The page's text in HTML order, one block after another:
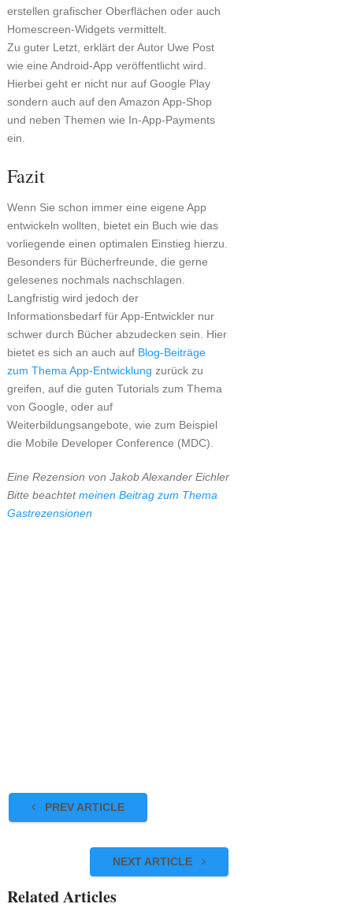
erstellen grafischer Oberflächen oder auch
Homescreen-Widgets vermittelt.
Zu guter Letzt, erklärt der Autor Uwe Post
wie eine Android-App veröffentlicht wird.
Hierbei geht er nicht nur auf Google Play
sondern auch auf den Amazon App-Shop
und neben Themen wie In-App-Payments
ein.
Fazit
Wenn Sie schon immer eine eigene App
entwickeln wollten, bietet ein Buch wie das
vorliegende einen optimalen Einstieg hierzu.
Besonders für Bücherfreunde, die gerne
gelesenes nochmals nachschlagen.
Langfristig wird jedoch der
Informationsbedarf für App-Entwickler nur
schwer durch Bücher abzudecken sein. Hier
bietet es sich an auch auf Blog-Beiträge
zum Thema App-Entwicklung zurück zu
greifen, auf die guten Tutorials zum Thema
von Google, oder auf
Weiterbildungsangebote, wie zum Beispiel
die Mobile Developer Conference (MDC).
Eine Rezension von Jakob Alexander Eichler
Bitte beachtetmeinen Beitrag zum Thema
Gastrezensionen
PREV ARTICLE
NEXT ARTICLE
Related Articles